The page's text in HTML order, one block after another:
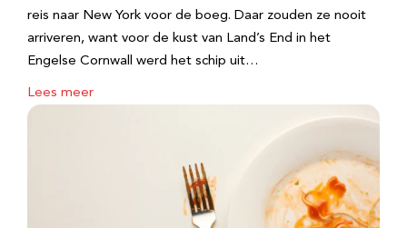
reis naar New York voor de boeg. Daar zouden ze nooit
arriveren, want voor de kust van Land’s End in het
Engelse Cornwall werd het schip uit…
Lees meer